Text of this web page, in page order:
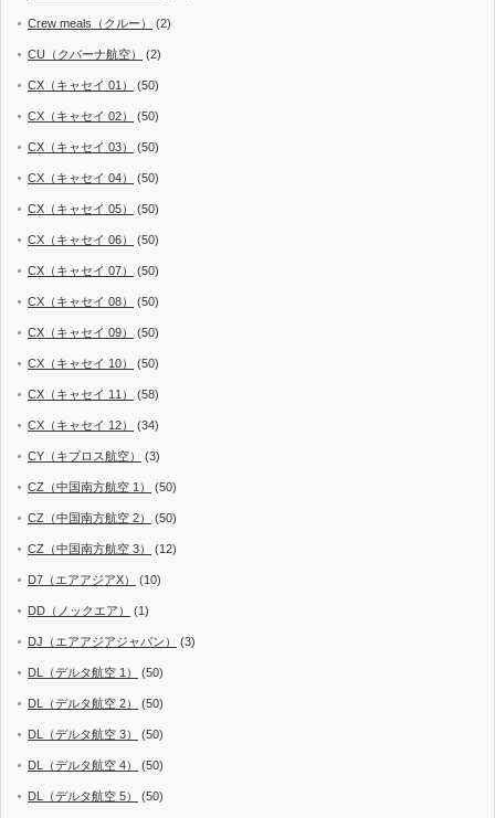
Crew meals（クルー） (2)
CU（クバーナ航空） (2)
CX（キャセイ 01） (50)
CX（キャセイ 02） (50)
CX（キャセイ 03） (50)
CX（キャセイ 04） (50)
CX（キャセイ 05） (50)
CX（キャセイ 06） (50)
CX（キャセイ 07） (50)
CX（キャセイ 08） (50)
CX（キャセイ 09） (50)
CX（キャセイ 10） (50)
CX（キャセイ 11） (58)
CX（キャセイ 12） (34)
CY（キプロス航空） (3)
CZ（中国南方航空 1） (50)
CZ（中国南方航空 2） (50)
CZ（中国南方航空 3） (12)
D7（エアアジアX） (10)
DD（ノックエア） (1)
DJ（エアアジアジャパン） (3)
DL（デルタ航空 1） (50)
DL（デルタ航空 2） (50)
DL（デルタ航空 3） (50)
DL（デルタ航空 4） (50)
DL（デルタ航空 5） (50)